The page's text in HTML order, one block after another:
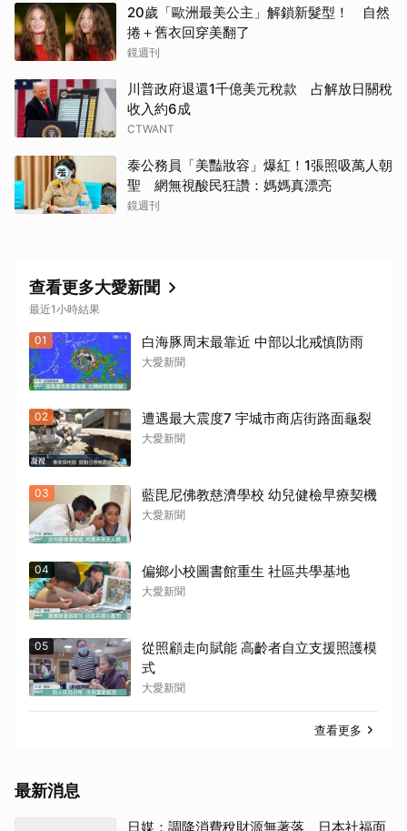
20歲「歐洲最美公主」解鎖新髮型！ 自然
捲＋舊衣回穿美翻了
鏡週刊
川普政府退還1千億美元稅款 占解放日關稅
收入約6成
CTWANT
泰公務員「美豔妝容」爆紅！1張照吸萬人朝
聖 網無視酸民狂讚：媽媽真漂亮
鏡週刊
查看更多大愛新聞
最近1小時結果
01 白海豚周末最靠近 中部以北戒慎防雨
大愛新聞
02 遭遇最大震度7 宇城市商店街路面龜裂
大愛新聞
03 藍毘尼佛教慈濟學校 幼兒健檢早療契機
大愛新聞
04 偏鄉小校圖書館重生 社區共學基地
大愛新聞
05
從照顧走向賦能 高齡者自立支援照護模
式
大愛新聞
查看更多
最新消息
日媒：調降消費稅財源無著落 日本社福面